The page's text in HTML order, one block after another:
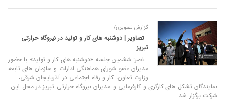
گزارش تصویری/
تصاویر | دوشنبه‌ های کار و تولید در نیروگاه حرارتی
تبریز
نصر: ششمین جلسه «دوشنبه‌ های کار و تولید» با حضور
مدیران عضو شورای هماهنگی ادارات و سازمان‌ های تابعه
وزارت تعاون، کار و رفاه اجتماعی در آذربایجان شرقی،
نمایندگان تشکل‌ های کارگری و کارفرمایی و مدیران نیروگاه حرارتی تبریز در محل این
شرکت‌ برگزار شد.